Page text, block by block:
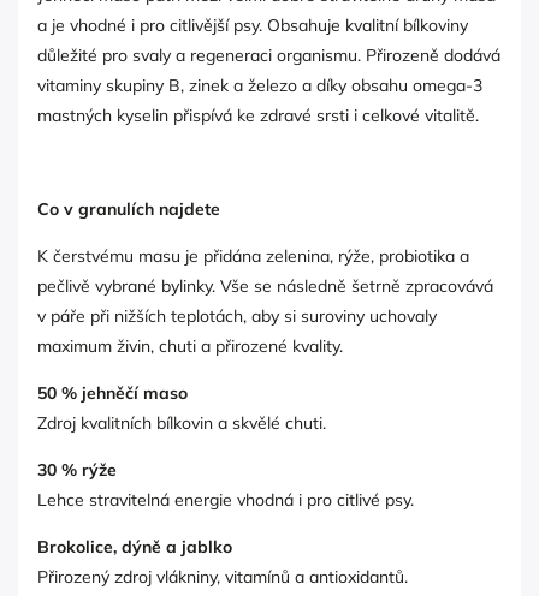
a je vhodné i pro citlivější psy. Obsahuje kvalitní bílkoviny
důležité pro svaly a regeneraci organismu. Přirozeně dodává
vitaminy skupiny B, zinek a železo a díky obsahu omega-3
mastných kyselin přispívá ke zdravé srsti i celkové vitalitě.
Co v granulích najdete
K čerstvému masu je přidána zelenina, rýže, probiotika a
pečlivě vybrané bylinky. Vše se následně šetrně zpracovává
v páře při nižších teplotách, aby si suroviny uchovaly
maximum živin, chuti a přirozené kvality.
50 % jehněčí maso
Zdroj kvalitních bílkovin a skvělé chuti.
30 % rýže
Lehce stravitelná energie vhodná i pro citlivé psy.
Brokolice, dýně a jablko
Přirozený zdroj vlákniny, vitamínů a antioxidantů.